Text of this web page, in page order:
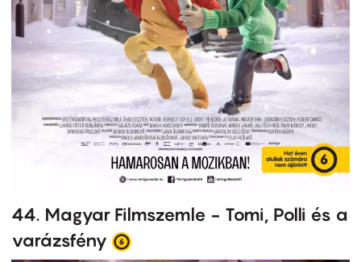
44. Magyar Filmszemle - Tomi, Polli és a
varázsfény